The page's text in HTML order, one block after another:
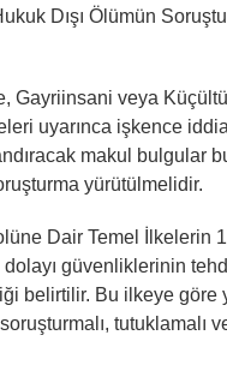
Dışı Ölümün
Gayriinsani veya
uyarınca işkence
makul bulgular
yürütülmelidir.
Dair Temel İlkelerin
güvenliklerinin
belirtilir. Bu ilkeye
tutuklamalı